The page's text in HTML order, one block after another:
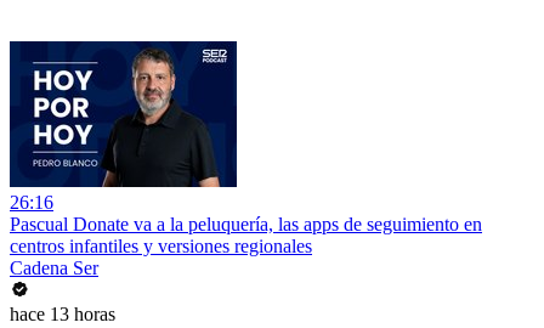
26:16
Pascual Donate va a la peluquería, las apps de seguimiento en
centros infantiles y versiones regionales
Cadena Ser
hace 13 horas